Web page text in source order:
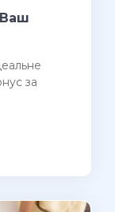
Ваш
за